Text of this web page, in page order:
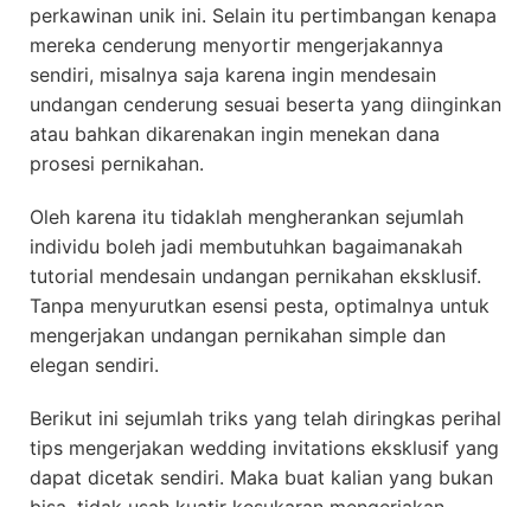
perkawinan unik ini. Selain itu pertimbangan kenapa
mereka cenderung menyortir mengerjakannya
sendiri, misalnya saja karena ingin mendesain
undangan cenderung sesuai beserta yang diinginkan
atau bahkan dikarenakan ingin menekan dana
prosesi pernikahan.
Oleh karena itu tidaklah mengherankan sejumlah
individu boleh jadi membutuhkan bagaimanakah
tutorial mendesain undangan pernikahan eksklusif.
Tanpa menyurutkan esensi pesta, optimalnya untuk
mengerjakan undangan pernikahan simple dan
elegan sendiri.
Berikut ini sejumlah triks yang telah diringkas perihal
tips mengerjakan wedding invitations eksklusif yang
dapat dicetak sendiri. Maka buat kalian yang bukan